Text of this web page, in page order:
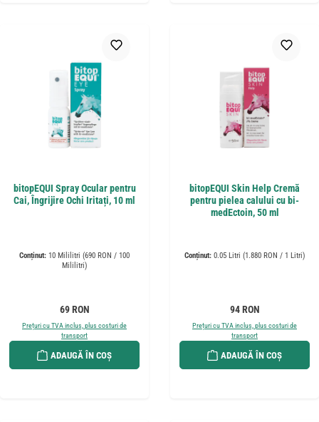
bitopEQUI Spray Ocular pentru
Cai, Îngrijire Ochi Iritați, 10 ml
Conținut: 10 Mililitri (690 RON / 100
Mililitri)
Preț obișnuit:
69 RON
Prețuri cu TVA inclus, plus costuri de
transport
ADAUGĂ ÎN COȘ
bitopEQUI Skin Help Cremă
pentru pielea calului cu bi-
medEctoin, 50 ml
Conținut: 0.05 Litri (1.880 RON / 1 Litri)
Preț obișnuit:
94 RON
Prețuri cu TVA inclus, plus costuri de
transport
ADAUGĂ ÎN COȘ